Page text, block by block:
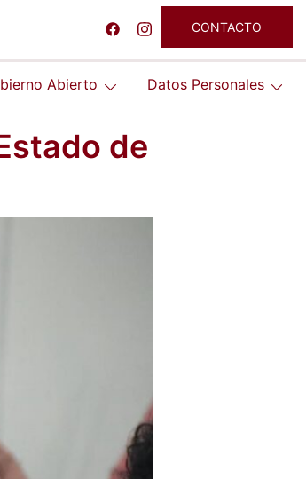
CONTACTO
Abierto Datos Personales
de